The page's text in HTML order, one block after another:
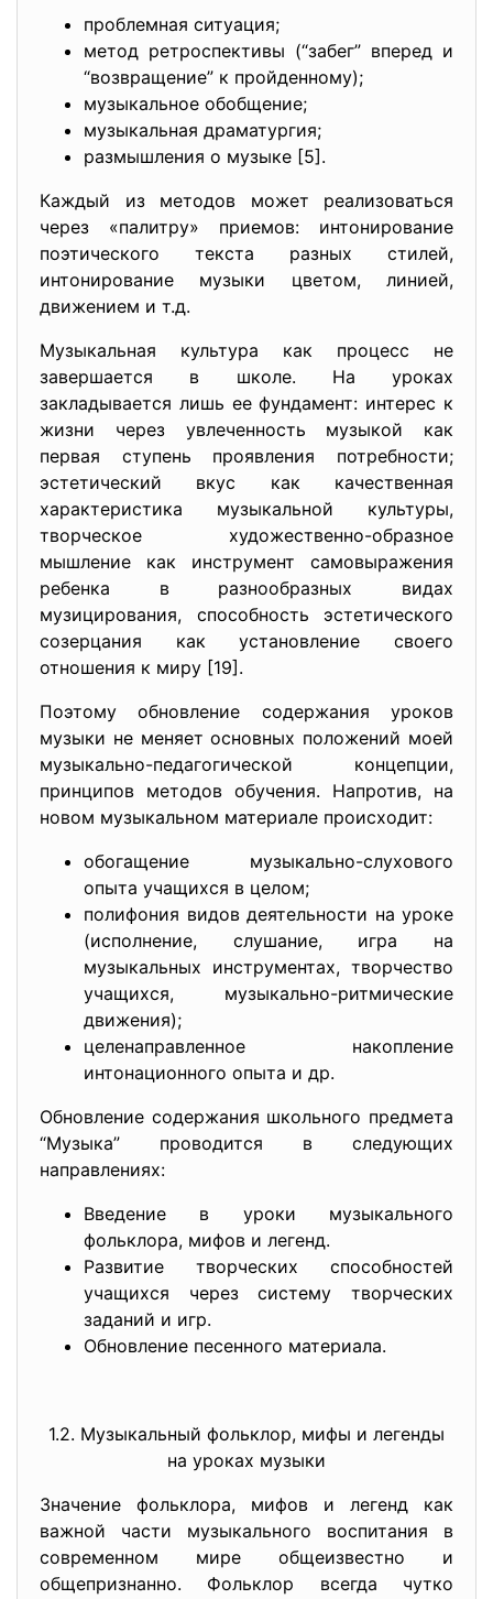
проблемная ситуация;
метод ретроспективы (“забег” вперед и
“возвращение” к пройденному);
музыкальное обобщение;
музыкальная драматургия;
размышления о музыке [5].
Каждый из методов может реализоваться
через «палитру» приемов: интонирование
поэтического текста разных стилей,
интонирование музыки цветом, линией,
движением и т.д.
Музыкальная культура как процесс не
завершается в школе. На уроках
закладывается лишь ее фундамент: интерес к
жизни через увлеченность музыкой как
первая ступень проявления потребности;
эстетический вкус как качественная
характеристика музыкальной культуры,
творческое художественно-образное
мышление как инструмент самовыражения
ребенка в разнообразных видах
музицирования, способность эстетического
созерцания как установление своего
отношения к миру [19].
Поэтому обновление содержания уроков
музыки не меняет основных положений моей
музыкально-педагогической концепции,
принципов методов обучения. Напротив, на
новом музыкальном материале происходит:
обогащение музыкально-слухового
опыта учащихся в целом;
полифония видов деятельности на уроке
(исполнение, слушание, игра на
музыкальных инструментах, творчество
учащихся, музыкально-ритмические
движения);
целенаправленное накопление
интонационного опыта и др.
Обновление содержания школьного предмета
“Музыка” проводится в следующих
направлениях:
Введение в уроки музыкального
фольклора, мифов и легенд.
Развитие творческих способностей
учащихся через систему творческих
заданий и игр.
Обновление песенного материала.
1.2. Музыкальный фольклор, мифы и легенды
на уроках музыки
Значение фольклора, мифов и легенд как
важной части музыкального воспитания в
современном мире общеизвестно и
общепризнанно. Фольклор всегда чутко